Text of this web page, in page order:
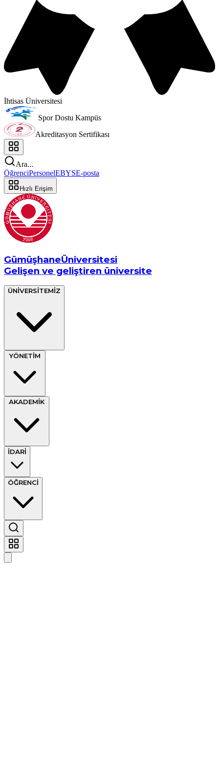
İhtisas Üniversitesi
Spor Dostu Kampüs
Akreditasyon Sertifikası
Ara...
ÖğrenciPersonelEBYSE-posta
Hızlı Erişim
GümüşhaneÜniversitesi
Gelişen ve geliştiren üniversite
ÜNİVERSİTEMİZ
AKADEMİK
İDARİ
ÖĞRENCİ